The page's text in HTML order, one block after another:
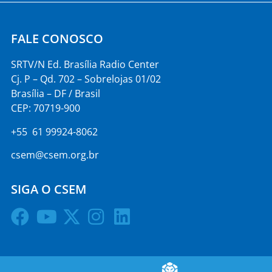
FALE CONOSCO
SRTV/N Ed. Brasília Radio Center
Cj. P – Qd. 702 – Sobrelojas 01/02
Brasília – DF / Brasil
CEP: 70719-900
+55 61 99924-8062
csem@csem.org.br
SIGA O CSEM